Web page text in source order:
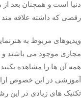
دنیا است و همچنان بعد
رقصی که داشته علاقه
ویدیوهای مربوط به
مجازی موجود می باشند
همه آن ها را مشاهده
آموزشی در این خصوص
تکنیک های زیادی در این